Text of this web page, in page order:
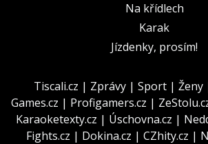
Na křídlech
Karak
Jízdenky, prosím!
Tiscali.cz | Zprávy | Sport | Ženy
Games.cz | Profigamers.cz |
Karaoketexty.cz | Úschovna.cz |
Fights.cz | Dokina.cz | CZhity.cz |